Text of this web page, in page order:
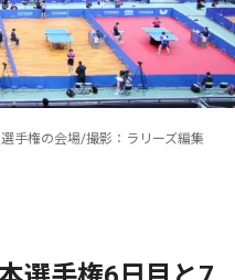
手権の会場/撮影：ラリーズ編集